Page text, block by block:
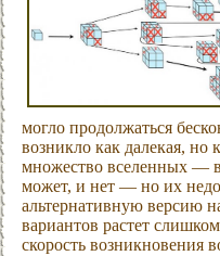
могло продолжаться
возникло как далекая, но
множество вселенных —
может, и нет — но их
альтернативную версию
вариантов растет
скорость возникновения